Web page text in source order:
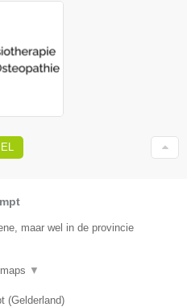
maar wel in de provincie
▼
(Gelderland)